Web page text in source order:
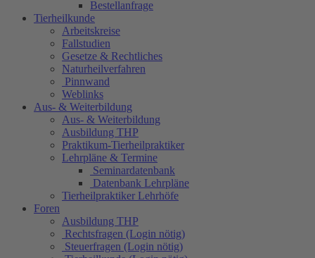
Bestellanfrage
Tierheilkunde
Arbeitskreise
Fallstudien
Gesetze & Rechtliches
Naturheilverfahren
Pinnwand
Weblinks
Aus- & Weiterbildung
Aus- & Weiterbildung
Ausbildung THP
Praktikum-Tierheilpraktiker
Lehrpläne & Termine
Seminardatenbank
Datenbank Lehrpläne
Tierheilpraktiker Lehrhöfe
Foren
Ausbildung THP
Rechtsfragen (Login nötig)
Steuerfragen (Login nötig)